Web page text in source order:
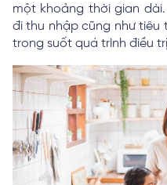
một khoảng thời gian
đi thu nhập cũng như tiêu
trong suốt quá trình điều